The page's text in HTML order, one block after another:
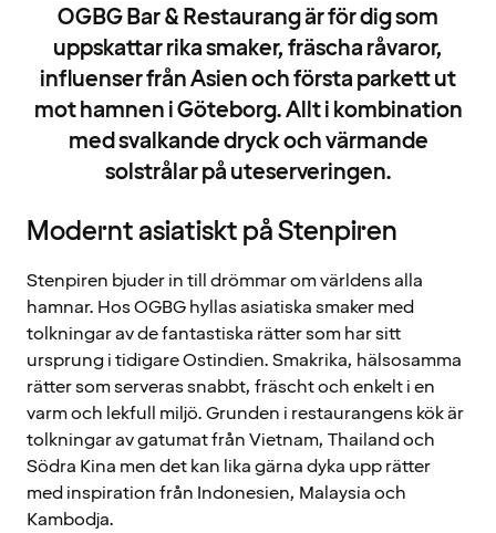
OGBG Bar & Restaurang är för dig som
uppskattar rika smaker, fräscha råvaror,
influenser från Asien och första parkett ut
mot hamnen i Göteborg. Allt i kombination
med svalkande dryck och värmande
solstrålar på uteserveringen.
Modernt asiatiskt på Stenpiren
Stenpiren bjuder in till drömmar om världens alla
hamnar. Hos OGBG hyllas asiatiska smaker med
tolkningar av de fantastiska rätter som har sitt
ursprung i tidigare Ostindien. Smakrika, hälsosamma
rätter som serveras snabbt, fräscht och enkelt i en
varm och lekfull miljö. Grunden i restaurangens kök är
tolkningar av gatumat från Vietnam, Thailand och
Södra Kina men det kan lika gärna dyka upp rätter
med inspiration från Indonesien, Malaysia och
Kambodja.